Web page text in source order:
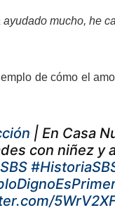
mucho, he
de cómo el
| En Casa
con niñez y